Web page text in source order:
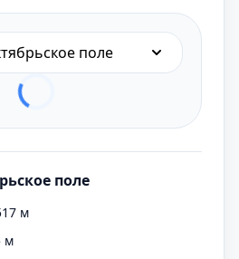
поле
поле
м
м